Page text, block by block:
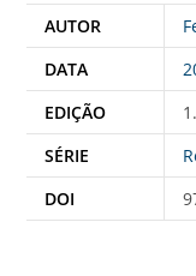
AUTOR
DATA
EDIÇÃO
SÉRIE
DOI